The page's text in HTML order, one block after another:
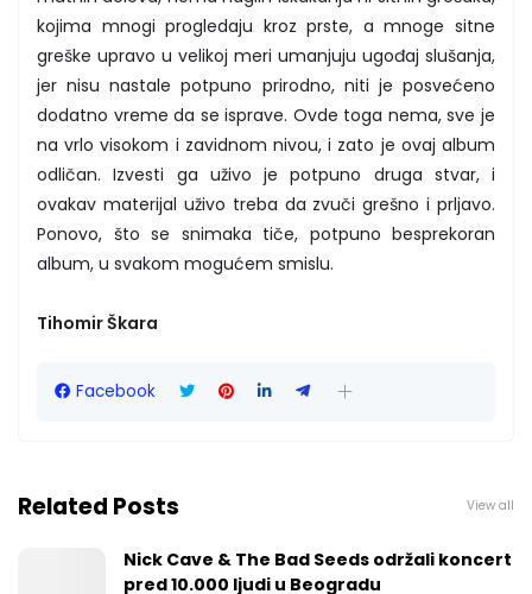
kojima mnogi progledaju kroz prste, a mnoge sitne
greške upravo u velikoj meri umanjuju ugođaj slušanja,
jer nisu nastale potpuno prirodno, niti je posvećeno
dodatno vreme da se isprave. Ovde toga nema, sve je
na vrlo visokom i zavidnom nivou, i zato je ovaj album
odličan. Izvesti ga uživo je potpuno druga stvar, i
ovakav materijal uživo treba da zvuči grešno i prljavo.
Ponovo, što se snimaka tiče, potpuno besprekoran
album, u svakom mogućem smislu.
Tihomir Škara
Facebook
Related Posts View all
Nick Cave & The Bad Seeds održali koncert
pred 10.000 ljudi u Beogradu